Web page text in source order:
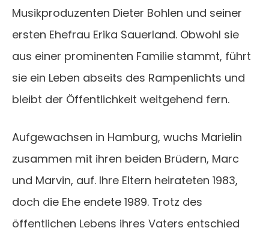
Musikproduzenten Dieter Bohlen und seiner
ersten Ehefrau Erika Sauerland. Obwohl sie
aus einer prominenten Familie stammt, führt
sie ein Leben abseits des Rampenlichts und
bleibt der Öffentlichkeit weitgehend fern.
Aufgewachsen in Hamburg, wuchs Marielin
zusammen mit ihren beiden Brüdern, Marc
und Marvin, auf. Ihre Eltern heirateten 1983,
doch die Ehe endete 1989. Trotz des
öffentlichen Lebens ihres Vaters entschied